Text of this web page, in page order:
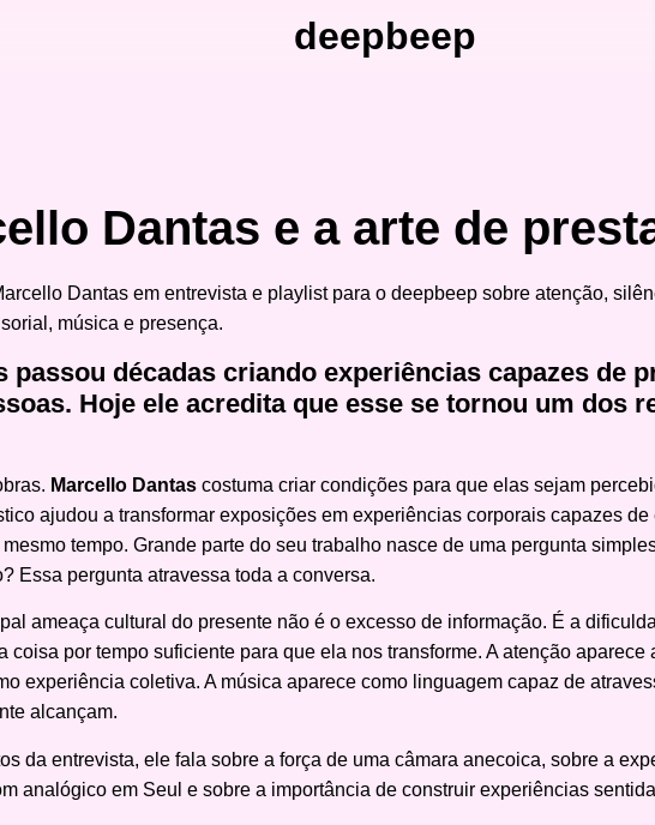
deepbeep
Dantas e a arte de
passou décadas criando experiências capazes de
Hoje ele acredita que esse se tornou um dos
Marcello Dantas costuma criar condições para que elas sejam
ajudou a transformar exposições em experiências corporais capazes
tempo. Grande parte do seu trabalho nasce de uma pergunta
Essa pergunta atravessa toda a conversa.
ameaça cultural do presente não é o excesso de informação. É a
coisa por tempo suficiente para que ela nos transforme. A atenção aparece
experiência coletiva. A música aparece como linguagem capaz de
alcançam.
da entrevista, ele fala sobre a força de uma câmara anecoica, sobre a
analógico em Seul e sobre a importância de construir experiências